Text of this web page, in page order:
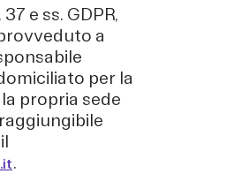
e ss. GDPR,
a
per la
propria sede
.